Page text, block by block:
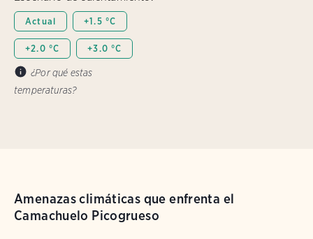
Actual +1.5 °C
+2.0 °C +3.0 °C
¿Por qué estas
temperaturas?
Amenazas climáticas que enfrenta el
Camachuelo Picogrueso